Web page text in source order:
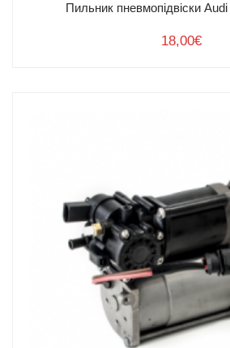
Пильник пневмопідвіски Audi
18,00€